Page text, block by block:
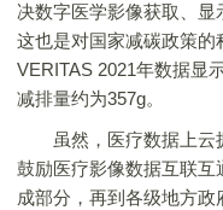
决数字医学影像获取、显
这也是对国家减碳政策
VERITAS 2021年数据显
减排量约为357g。
虽然，医疗数据上云
鼓励医疗影像数据互联互
成部分，再到各级地方